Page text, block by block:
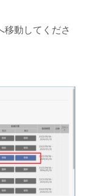
移動してくださ